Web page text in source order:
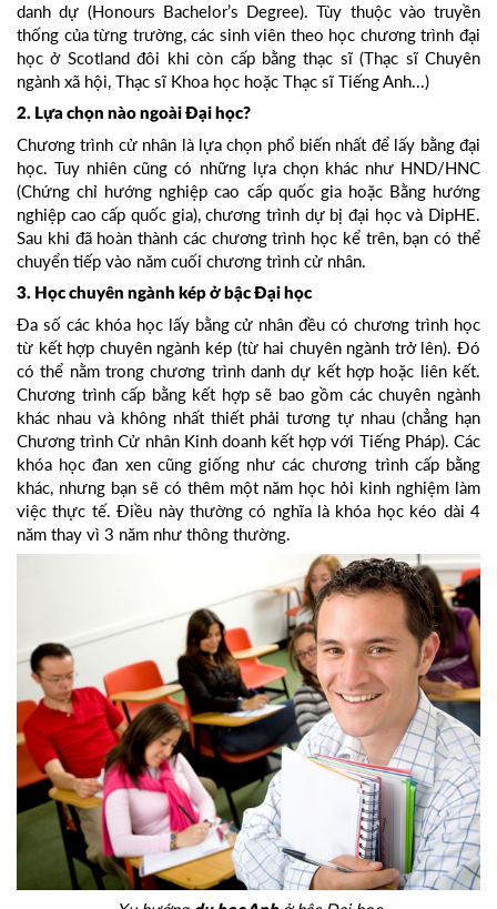
danh dự (Honours Bachelor’s Degree). Tùy thuộc vào truyền
thống của từng trường, các sinh viên theo học chương trình đại
học ở Scotland đôi khi còn cấp bằng thạc sĩ (Thạc sĩ Chuyên
ngành xã hội, Thạc sĩ Khoa học hoặc Thạc sĩ Tiếng Anh...)
2. Lựa chọn nào ngoài Đại học?
Chương trình cử nhân là lựa chọn phổ biến nhất để lấy bằng đại
học. Tuy nhiên cũng có những lựa chọn khác như HND/HNC
(Chứng chỉ hướng nghiệp cao cấp quốc gia hoặc Bằng hướng
nghiệp cao cấp quốc gia), chương trình dự bị đại học và DipHE.
Sau khi đã hoàn thành các chương trình học kể trên, bạn có thể
chuyển tiếp vào năm cuối chương trình cử nhân.
3. Học chuyên ngành kép ở bậc Đại học
Đa số các khóa học lấy bằng cử nhân đều có chương trình học
từ kết hợp chuyên ngành kép (từ hai chuyên ngành trở lên). Đó
có thể nằm trong chương trình danh dự kết hợp hoặc liên kết.
Chương trình cấp bằng kết hợp sẽ bao gồm các chuyên ngành
khác nhau và không nhất thiết phải tương tự nhau (chẳng hạn
Chương trình Cử nhân Kinh doanh kết hợp với Tiếng Pháp). Các
khóa học đan xen cũng giống như các chương trình cấp bằng
khác, nhưng bạn sẽ có thêm một năm học hỏi kinh nghiệm làm
việc thực tế. Điều này thường có nghĩa là khóa học kéo dài 4
năm thay vì 3 năm như thông thường.